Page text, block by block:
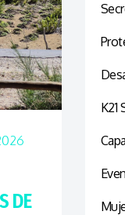
DE
K21